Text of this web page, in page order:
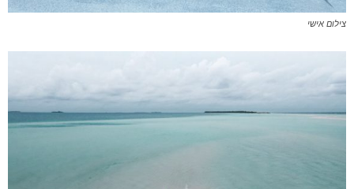
צילום אישי